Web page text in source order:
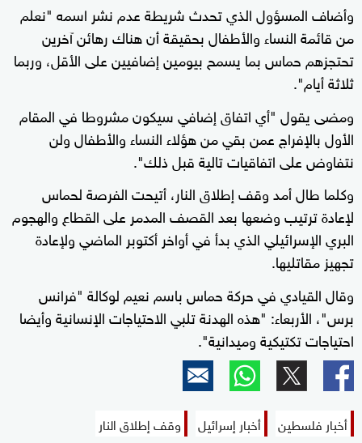
وأضاف المسؤول الذي تحدث شريطة عدم نشر اسمه "نعلم
من قائمة النساء والأطفال بحقيقة أن هناك رهائن آخرين
تحتجزهم حماس بما يسمح بيومين إضافيين على الأقل، وربما
ثلاثة أيام".
ومضى يقول "أي اتفاق إضافي سيكون مشروطا في المقام
الأول بالإفراج عمن بقي من هؤلاء النساء والأطفال ولن
نتفاوض على اتفاقيات تالية قبل ذلك".
وكلما طال أمد وقف إطلاق النار، أتيحت الفرصة لحماس
لإعادة ترتيب وضعها بعد القصف المدمر على القطاع والهجوم
البري الإسرائيلي الذي بدأ في أواخر أكتوبر الماضي ولإعادة
تجهيز مقاتليها.
وقال القيادي في حركة حماس باسم نعيم لوكالة "فرانس
برس"، الأربعاء: "هذه الهدنة تلبي الاحتياجات الإنسانية وأيضا
احتياجات تكتيكية وميدانية".
أخبار فلسطين أخبار إسرائيل وقف إطلاق النار